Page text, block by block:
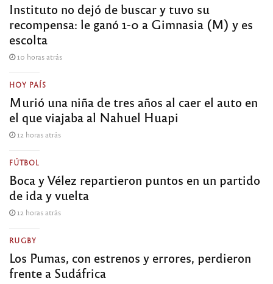
Instituto no dejó de buscar y tuvo su
recompensa: le ganó 1-0 a Gimnasia (M) y es
escolta
10 horas atrás
HOY PAÍS
Murió una niña de tres años al caer el auto en
el que viajaba al Nahuel Huapi
12 horas atrás
FÚTBOL
Boca y Vélez repartieron puntos en un partido
de ida y vuelta
12 horas atrás
RUGBY
Los Pumas, con estrenos y errores, perdieron
frente a Sudáfrica